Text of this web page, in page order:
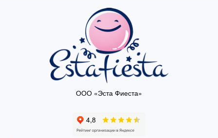
ООО «Эста Фиеста»